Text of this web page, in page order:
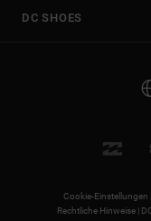
DC SHOES
Cookie-Einstellungen |
Rechtliche Hinweise |